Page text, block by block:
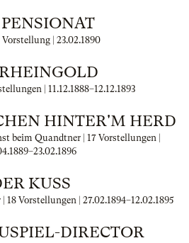
Vorstellung | 23.02.1890
| 11.12.1888–12.12.1893
HINTER'M HERD
beim Quandtner | 17 Vorstellungen |
–23.02.1896
KUSS
Vorstellungen | 27.02.1894–12.02.1895
DIRECTOR